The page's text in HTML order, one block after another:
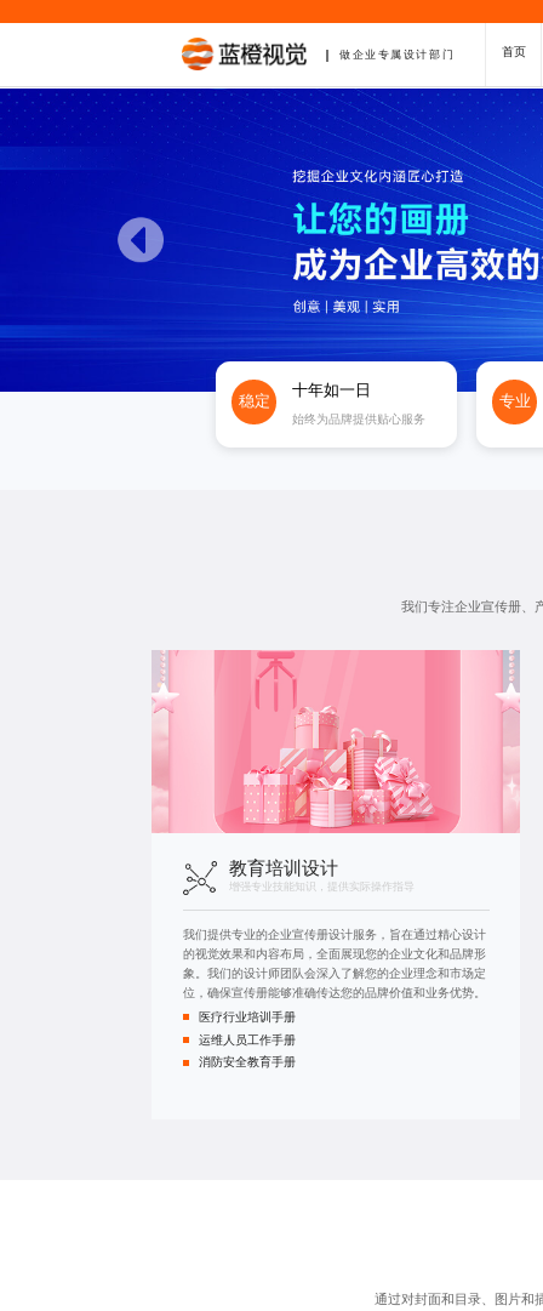
做企业专属设计部门 首页
稳定
十年如一日
始终为品牌提供贴心服务
专业
我们专注企业宣传册、
教育培训设计
增强专业技能知识，提供实际操作指导
我们提供专业的企业宣传册设计服务，旨在通过精心设计
的视觉效果和内容布局，全面展现您的企业文化和品牌形
象。我们的设计师团队会深入了解您的企业理念和市场定
位，确保宣传册能够准确传达您的品牌价值和业务优势。
医疗行业培训手册
运维人员工作手册
消防安全教育手册
通过对封面和目录、图片和